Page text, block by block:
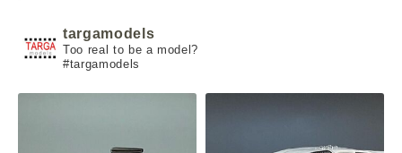
targamodels
Too real to be a model?
#targamodels